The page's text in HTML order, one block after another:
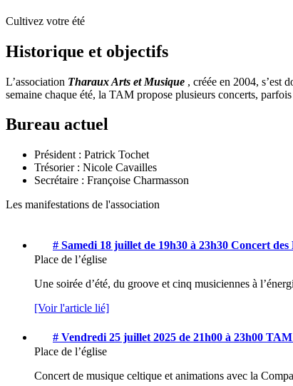
Cultivez votre été
Historique et objectifs
L’association Tharaux Arts et Musique , créée en 2004, s’est
semaine chaque été, la TAM propose plusieurs concerts,
Bureau actuel
Président : Patrick Tochet
Trésorier : Nicole Cavailles
Secrétaire : Françoise Charmasson
Les manifestations de l'association
# Samedi 18 juillet de 19h30 à 23h30 Concert
Place de l’église
Une soirée d’été, du groove et cinq musiciennes à
[Voir l'article lié]
# Vendredi 25 juillet 2025 de 21h00 à 23h00 TAM
Place de l’église
Concert de musique celtique et animations avec la